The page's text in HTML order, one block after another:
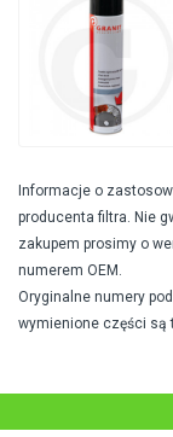
Informacje o
producenta filtra. Nie
zakupem prosimy o
numerem OEM.
Oryginalne numery
wymienione części są